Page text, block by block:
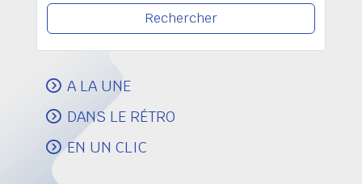
A LA UNE
DANS LE RÉTRO
EN UN CLIC